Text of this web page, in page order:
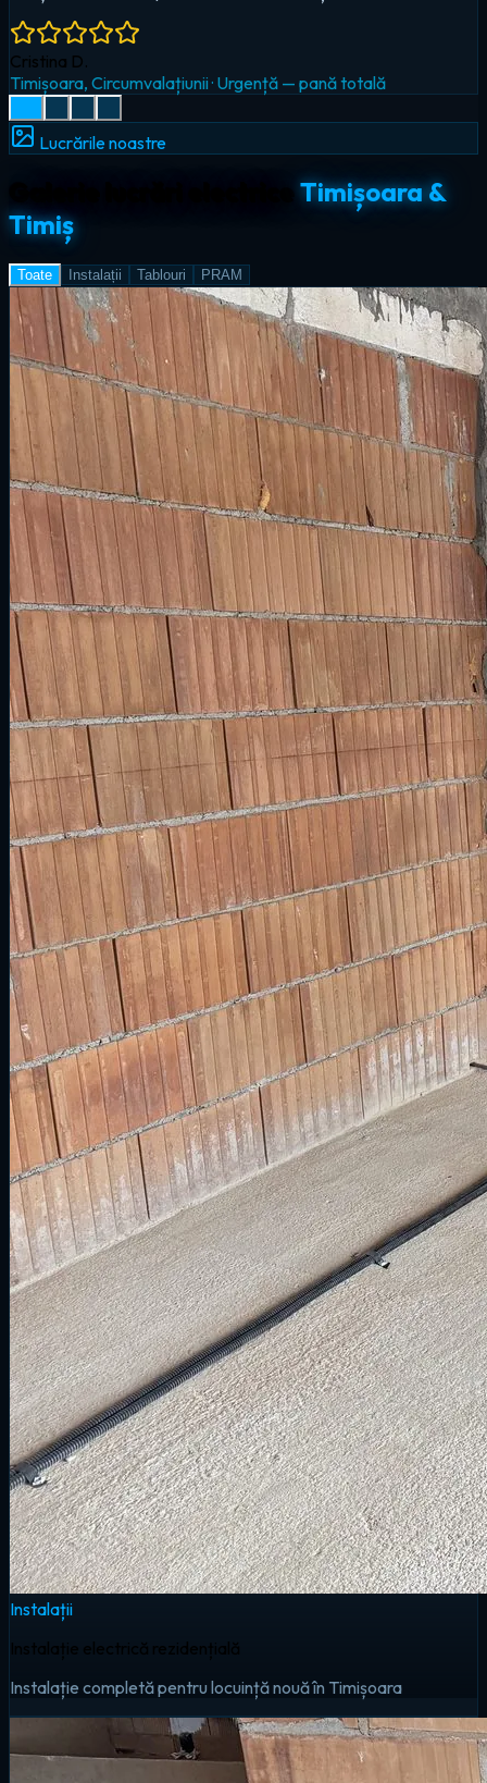
Radu I.
Giroc·Iluminat LED & smart home
Lucrările noastre
Timișoara &
Timiș
Toate Instalații Tablouri PRAM
Instalații
Instalație electrică rezidențială
Instalație completă pentru locuință nouă în Timișoara